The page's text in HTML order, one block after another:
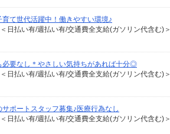
て世代活躍中！働きやすい環境♪
払い有/週払い有/交通費全支給(ガソリン代含む)＞
必要なし＊やさしい気持ちがあれば十分◎
払い有/週払い有/交通費全支給(ガソリン代含む)＞
ポートスタッフ募集♪医療行為なし
払い有/週払い有/交通費全支給(ガソリン代含む)＞